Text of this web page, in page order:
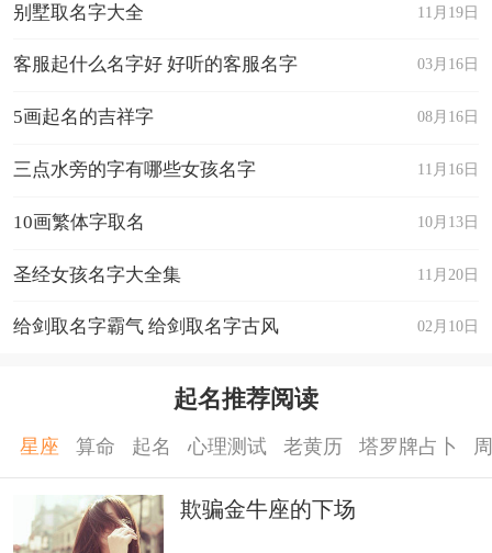
11月19日
别墅取名字大全
03月16日
客服起什么名字好 好听的客服名字
08月16日
5画起名的吉祥字
11月16日
三点水旁的字有哪些女孩名字
10月13日
10画繁体字取名
11月20日
圣经女孩名字大全集
02月10日
给剑取名字霸气 给剑取名字古风
起名推荐阅读
星座 算命 起名 心理测试 老黄历 塔罗牌占卜
欺骗金牛座的下场